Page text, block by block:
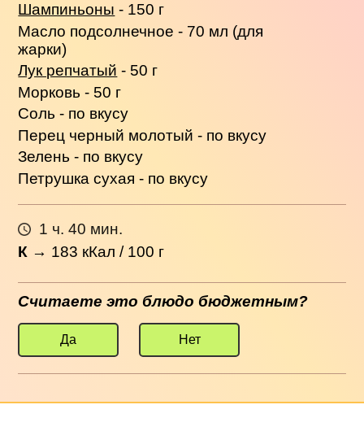
Шампиньоны - 150 г
Масло подсолнечное - 70 мл (для
жарки)
Лук репчатый - 50 г
Морковь - 50 г
Соль - по вкусу
Перец черный молотый - по вкусу
Зелень - по вкусу
Петрушка сухая - по вкусу
1 ч. 40 мин.
К → 183 кКал / 100 г
Считаете это блюдо бюджетным?
Да Нет